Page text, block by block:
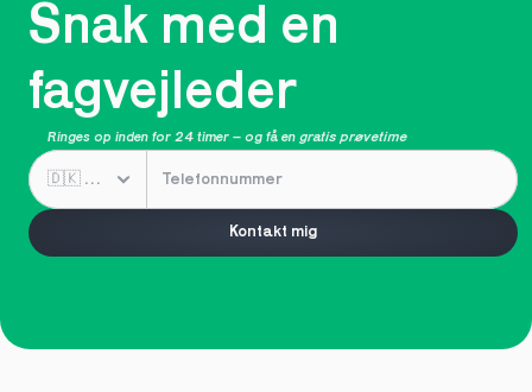
Snak med en
fagvejleder
Ringes op inden for 24 timer – og få en gratis prøvetime
Kontakt mig